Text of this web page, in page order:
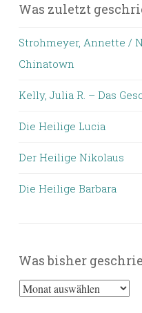
Was zuletzt
Strohmeyer, Annette /
Chinatown
Kelly, Julia R. – Das
Die Heilige Lucia
Der Heilige Nikolaus
Die Heilige Barbara
Was bisher
Was